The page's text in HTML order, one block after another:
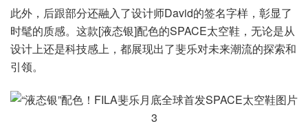
此外，后跟部分还融入了设计师David的签名字样，彰显了
时髦的质感。这款[液态银]配色的SPACE太空鞋，无论是从
设计上还是科技感上，都展现出了斐乐对未来潮流的探索和
引领。